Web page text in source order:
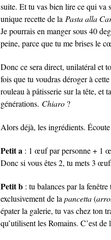
suite. Et tu vas bien lire ce qui va
unique recette de la Pasta alla
Je pourrais en manger sous 40
peine, parce que tu me brises le
Donc ce sera direct, unilatéral et
fois que tu voudras déroger à
rouleau à pâtisserie sur la tête, et
générations. Chiaro ?
Alors déjà, les ingrédients.
Petit a : 1 œuf par personne + 1
Donc si vous êtes 2, tu mets 3
Petit b : tu balances par la
exclusivement de la pancetta(
épater la galerie, tu vas chez ton
qu’utilisent les Romains. C’est